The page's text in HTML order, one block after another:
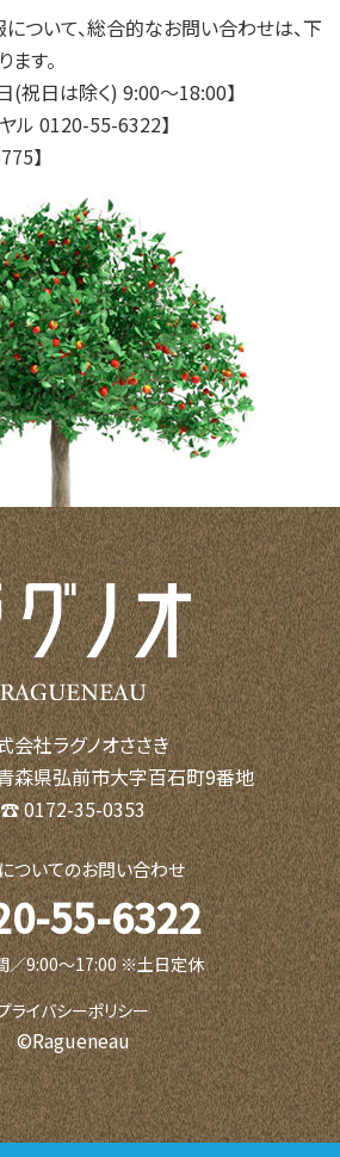
ついて、総合的なお問い合わせは、下
す。
(祝日は除く) 9:00～18:00】
ル0120-55-6322】
】
会社ラグノオささき
森県弘前市大字百石町9番地
☎ 0172-35-0353
ついてのお問い合わせ
55-6322
／9:00〜17:00 ※土日定休
ライバシーポリシー
©Ragueneau